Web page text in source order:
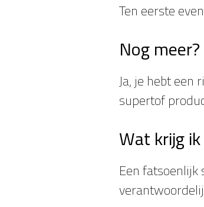
Ten eerste
Nog meer?
Ja, je hebt een
supertof
Wat krijg
Een fatsoenlijk